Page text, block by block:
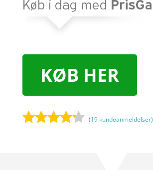
KØB HER
(19 kundeanmeldelser)